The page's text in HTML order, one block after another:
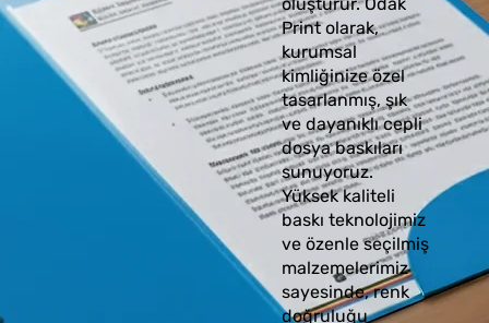
Print olarak,
kurumsal
kimliğinize özel
tasarlanmış, şık
ve dayanıklı cepli
dosya baskıları
sunuyoruz.
Yüksek kaliteli
baskı teknolojimiz
ve özenle seçilmiş
malzemelerimiz
sayesinde, renk
doğruluğu